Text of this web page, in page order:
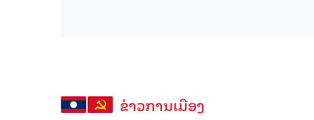
ຂ່າວການເມືອງ